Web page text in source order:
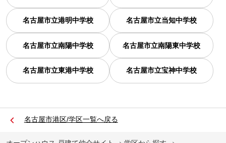
名古屋市立港明中学校 名古屋市立当知中学校
名古屋市立南陽中学校 名古屋市立南陽東中学校
名古屋市立東港中学校 名古屋市立宝神中学校
名古屋市港区/学区一覧へ戻る